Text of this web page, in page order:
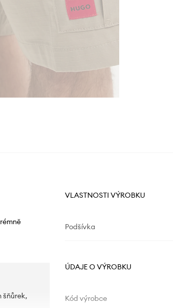
šňůrek,
VLASTNOSTI VÝROBKU
Podšívka
ÚDAJE O VÝROBKU
Kód výrobce